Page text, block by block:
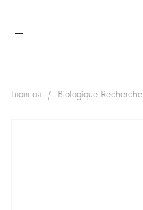
Главная Biologique Recherche